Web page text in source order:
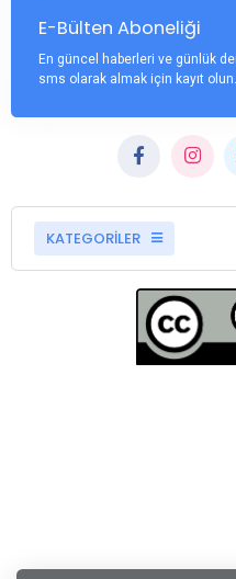
E-Bülten Aboneliği
En güncel haberleri ve günlük
sms olarak almak için kayıt olun.
KATEGORİLER